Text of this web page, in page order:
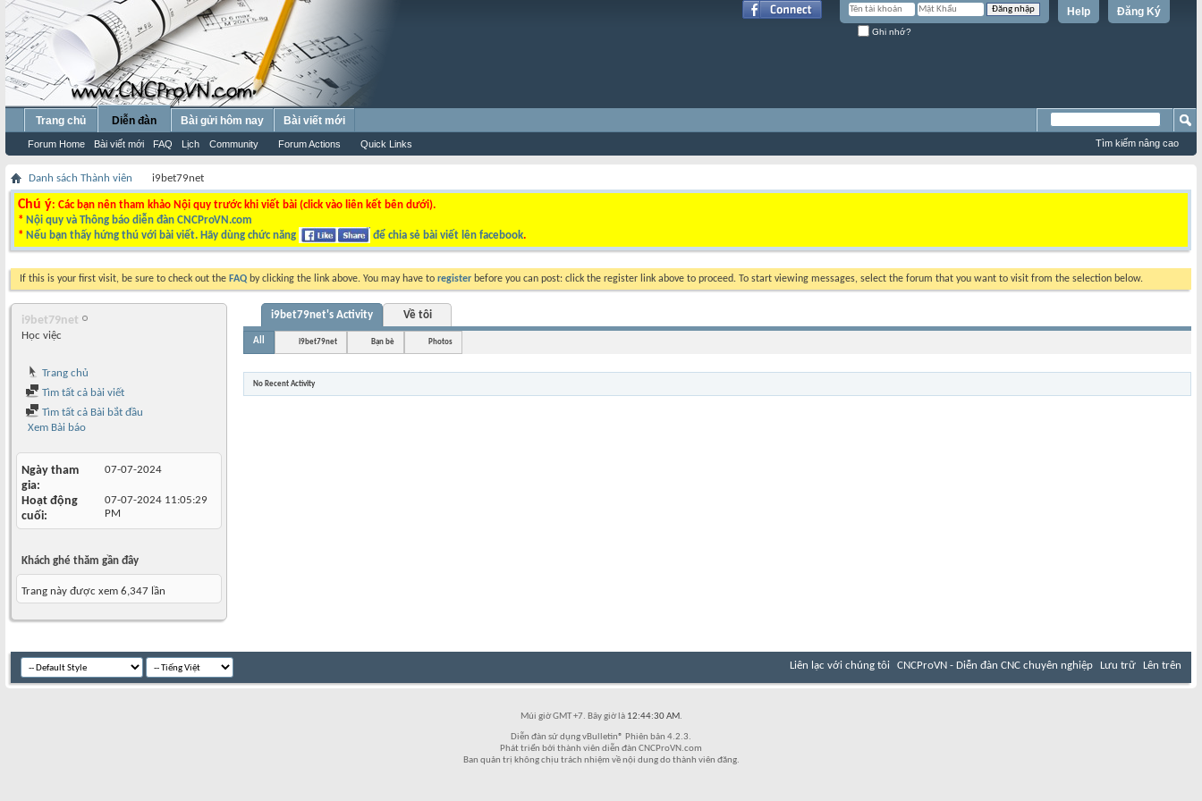
Đăng Ký
Help
Ghi nhớ?
Trang chủ Diễn đàn
Forum Home Bài viết mới FAQ Lịch Community Forum Actions Quick Links
Bài gửi hôm nay Bài viết mới
Tìm kiếm nâng cao
Danh sách Thành viên i9bet79net
Chú ý: Các bạn nên tham khảo Nội quy trước khi viết bài (click vào liên kết bên dưới).
* Nội quy và Thông báo diễn đàn CNCProVN.com
* Nếu bạn thấy hứng thú với bài viết. Hãy dùng chức năng để chia sẻ bài viết lên facebook.
If this is your first visit, be sure to check out the FAQ by clicking the link above. You may have to register before you can post: click the register link above to proceed. To start viewing messages, select the forum that you want to visit from the selection below.
i9bet79net
Học việc
Trang chủ
Tìm tất cả bài viết
Tìm tất cả Bài bắt đầu
Xem Bài báo
Ngày tham
gia
07-07-2024
Hoạt động
cuối
07-07-2024 11:05:29
PM
Khách ghé thăm gần đây
Trang này được xem 6,347 lần
i9bet79net's Activity Về tôi
All i9bet79net Bạn bè Photos
No Recent Activity
Liên lạc với chúng tôi CNCProVN - Diễn đàn CNC chuyên nghiệp Lưu trữ Lên trên
Múi giờ GMT +7. Bây giờ là 12:44:30 AM.
Diễn đàn sử dụng vBulletin® Phiên bản 4.2.3.
Phát triển bởi thành viên diễn đàn CNCProVN.com
Ban quản trị không chịu trách nhiệm về nội dung do thành viên đăng.